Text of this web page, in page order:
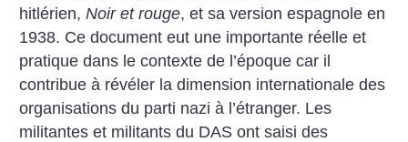
hitlérien,Noir et rouge, et sa version espagnole en
1938. Ce document eut une importante réelle et
pratique dans le contexte de l’époque car il
contribue à révéler la dimension internationale des
organisations du parti nazi à l’étranger. Les
militantes et militants du DAS ont saisi des